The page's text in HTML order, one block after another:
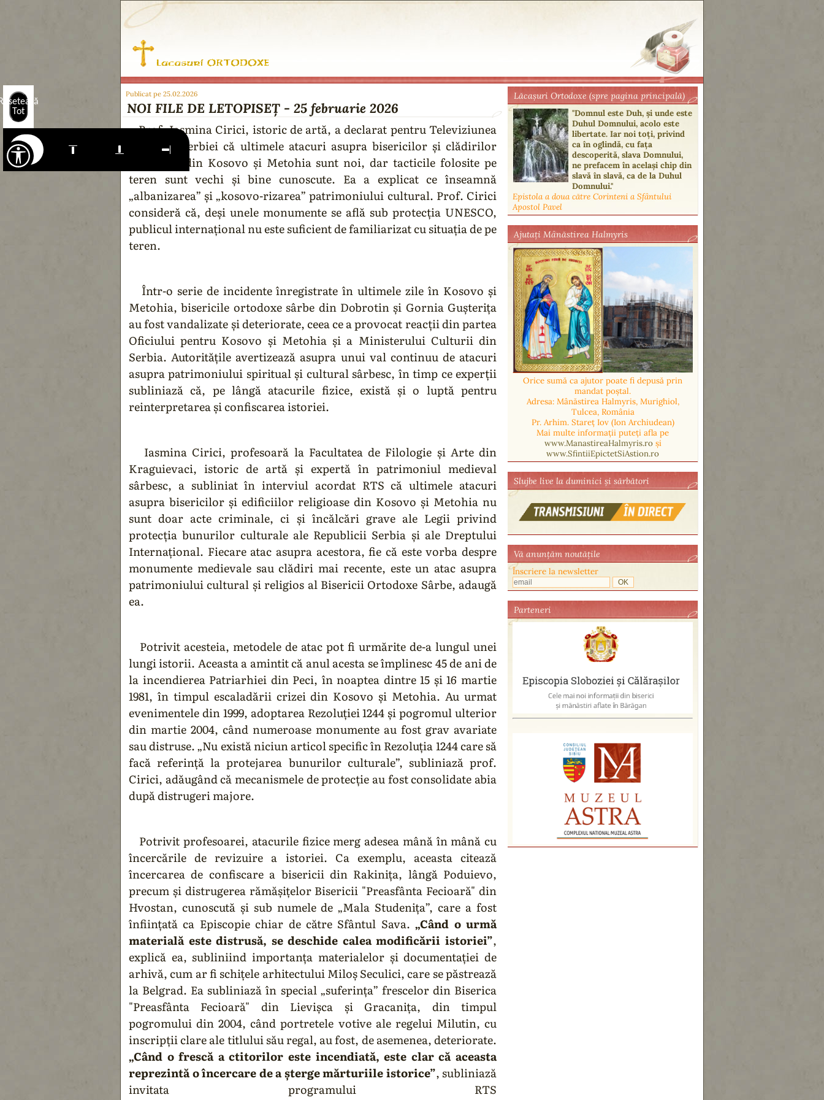
Publicat pe 25.02.2026
NOI FILE DE LETOPISEȚ - 25 februarie 2026
Prof. Iasmina Cirici, istoric de artă, a declarat pentru Televiziunea
de stat a Serbiei că ultimele atacuri asupra bisericilor și clădirilor
religioase din Kosovo și Metohia sunt noi, dar tacticile folosite pe
teren sunt vechi și bine cunoscute. Ea a explicat ce înseamnă
„albanizarea” și „kosovo-rizarea” patrimoniului cultural. Prof. Cirici
consideră că, deși unele monumente se află sub protecția UNESCO,
publicul internațional nu este suficient de familiarizat cu situația de pe
teren.
Într-o serie de incidente înregistrate în ultimele zile în Kosovo și
Metohia, bisericile ortodoxe sârbe din Dobrotin și Gornia Gușterița
au fost vandalizate și deteriorate, ceea ce a provocat reacții din partea
Oficiului pentru Kosovo și Metohia și a Ministerului Culturii din
Serbia. Autoritățile avertizează asupra unui val continuu de atacuri
asupra patrimoniului spiritual și cultural sârbesc, în timp ce experții
subliniază că, pe lângă atacurile fizice, există și o luptă pentru
reinterpretarea și confiscarea istoriei.
Iasmina Cirici, profesoară la Facultatea de Filologie și Arte din
Kraguievaci, istoric de artă și expertă în patrimoniul medieval
sârbesc, a subliniat în interviul acordat RTS că ultimele atacuri
asupra bisericilor și edificiilor religioase din Kosovo și Metohia nu
sunt doar acte criminale, ci și încălcări grave ale Legii privind
protecția bunurilor culturale ale Republicii Serbia și ale Dreptului
Internațional. Fiecare atac asupra acestora, fie că este vorba despre
monumente medievale sau clădiri mai recente, este un atac asupra
patrimoniului cultural și religios al Bisericii Ortodoxe Sârbe, adaugă
ea.
Potrivit acesteia, metodele de atac pot fi urmărite de-a lungul unei
lungi istorii. Aceasta a amintit că anul acesta se împlinesc 45 de ani de
la incendierea Patriarhiei din Peci, în noaptea dintre 15 și 16 martie
1981, în timpul escaladării crizei din Kosovo și Metohia. Au urmat
evenimentele din 1999, adoptarea Rezoluției 1244 și pogromul ulterior
din martie 2004, când numeroase monumente au fost grav avariate
sau distruse. „Nu există niciun articol specific în Rezoluția 1244 care să
facă referință la protejarea bunurilor culturale”, subliniază prof.
Cirici, adăugând că mecanismele de protecție au fost consolidate abia
după distrugeri majore.
Potrivit profesoarei, atacurile fizice merg adesea mână în mână cu
încercările de revizuire a istoriei. Ca exemplu, aceasta citează
încercarea de confiscare a bisericii din Rakinița, lângă Poduievo,
precum și distrugerea rămășițelor Bisericii "Preasfânta Fecioară" din
Hvostan, cunoscută și sub numele de „Mala Studenița”, care a fost
înființată ca Episcopie chiar de către Sfântul Sava.„Când o urmă
materială este distrusă, se deschide calea modificării istoriei”,
explică ea, subliniind importanța materialelor și documentației de
arhivă, cum ar fi schițele arhitectului Miloș Seculici, care se păstrează
la Belgrad. Ea subliniază în special „suferința” frescelor din Biserica
"Preasfânta Fecioară" din Lievișca și Gracanița, din timpul
pogromului din 2004, când portretele votive ale regelui Milutin, cu
inscripții clare ale titlului său regal, au fost, de asemenea, deteriorate.
„Când o frescă a ctitorilor este incendiată, este clar că aceasta
reprezintă o încercare de a șterge mărturiile istorice”, subliniază
invitata programului RTS
Lăcaşuri Ortodoxe (spre pagina principală)
"Domnul este Duh, şi unde este
Duhul Domnului, acolo este
libertate. Iar noi toţi, privind
ca în oglindă, cu faţa
descoperită, slava Domnului,
ne prefacem în acelaşi chip din
slavă în slavă, ca de la Duhul
Domnului."
Epistola a doua către Corinteni a Sfântului
Apostol Pavel
Ajutaţi Mânăstirea Halmyris
Orice sumă ca ajutor poate fi depusă prin
mandat poștal.
Adresa: Mânăstirea Halmyris, Murighiol,
Tulcea, România
Pr. Arhim. Stareț Iov (Ion Archiudean)
Mai multe informații puteți afla pe
www.ManastireaHalmyris.roși
www.SfintiiEpictetSiAstion.ro
Slujbe live la duminici și sărbători
Vă anunţăm noutăţile
Înscriere la newsletter
Parteneri
Tot